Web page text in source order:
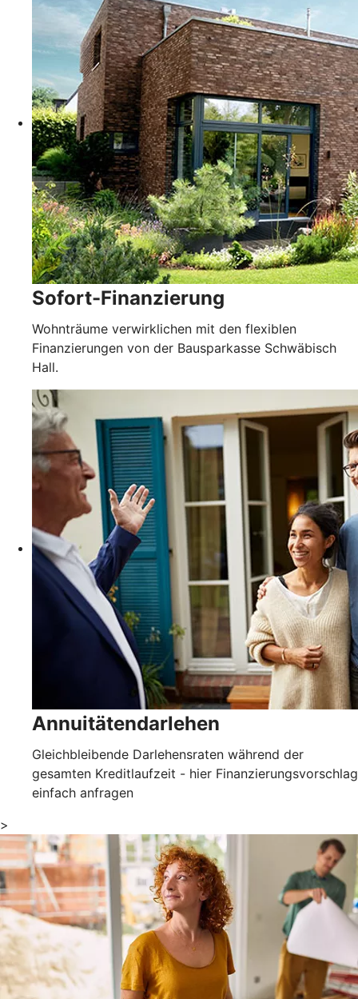
Sofort-Finanzierung
Wohnträume verwirklichen mit den flexiblen
Finanzierungen von der Bausparkasse Schwäbisch
Hall.
Annuitätendarlehen
Gleichbleibende Darlehensraten während der
gesamten Kreditlaufzeit - hier Finanzierungsvorschlag
einfach anfragen
>